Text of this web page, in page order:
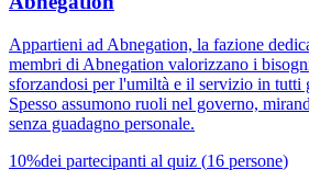
Appartieni ad Abnegation, la fazione
membri di Abnegation valorizzano i
sforzandosi per l'umiltà e il servizio in tutti
Spesso assumono ruoli nel governo,
senza guadagno personale.
10%dei partecipanti al quiz (16 persone)